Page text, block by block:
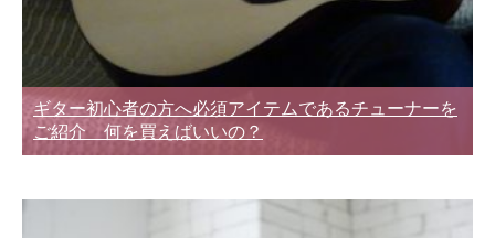
ギター初心者の方へ必須アイテムであるチューナーを
ご紹介 何を買えばいいの？